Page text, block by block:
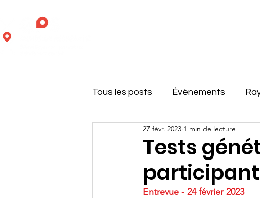
Tous les posts Événements
Nouvelles en maladies rares
Recherche partenariale
Tests
27 févr. 2023 1 min de lecture
Entrevue - 24 février 2023